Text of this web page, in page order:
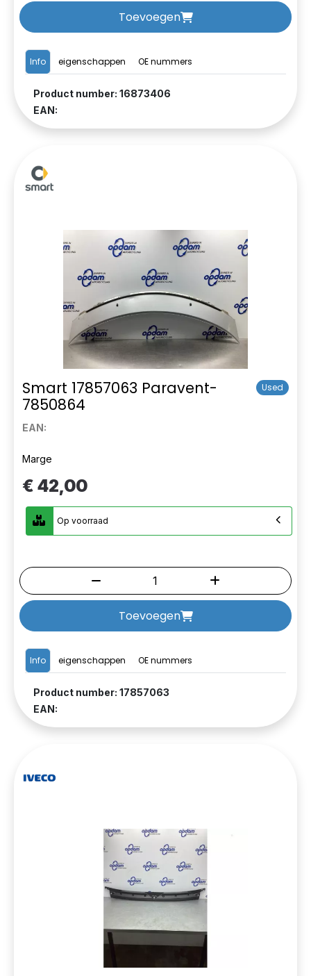
Info eigenschappen OE nummers
Product number: 16873406
EAN:
Toevoegen
Smart 17857063 Paravent-
7850864
Used
EAN:
Info eigenschappen OE nummers
Product number: 17857063
EAN:
Marge
€ 42,00
Op voorraad
Toevoegen